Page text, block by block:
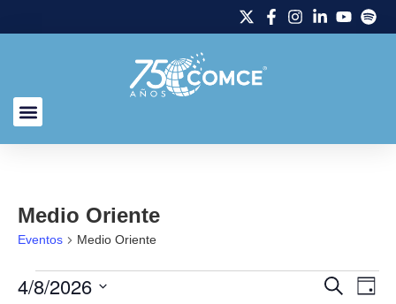
Medio Oriente
Eventos Medio Oriente
Buscar
Día
4/8/2026